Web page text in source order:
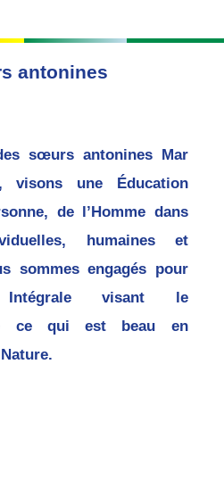
antonines
sœurs antonines Mar
visons une Éducation
de l’Homme dans
humaines et
sommes engagés pour
visant le
ce qui est beau en